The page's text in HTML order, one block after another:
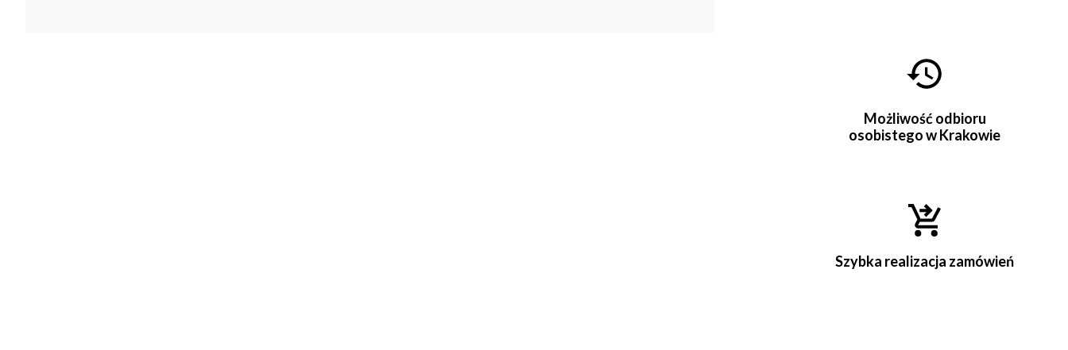
Możliwość odbioru
osobistego w Krakowie
Szybka realizacja zamówień